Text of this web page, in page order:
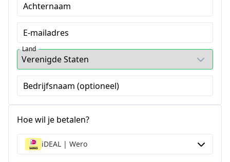
Achternaam
E-mailadres
Land
Bedrijfsnaam (optioneel)
Hoe wil je betalen?
iDEAL | Wero